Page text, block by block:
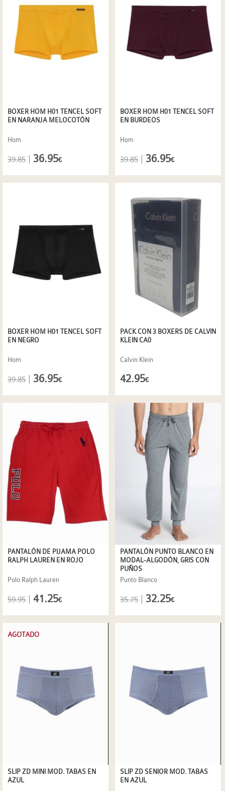
BOXER HOM H01 TENCEL SOFT
EN NARANJA MELOCOTÓN
Hom
39.85 36.95€
BOXER HOM H01 TENCEL SOFT
EN BURDEOS
Hom
39.85 36.95€
BOXER HOM H01 TENCEL SOFT
EN NEGRO
Hom
39.85 | 36.95€
PACK CON 3 BOXERS DE CALVIN
KLEIN CA0
Calvin Klein
42.95€
PANTALÓN DE PIJAMA POLO
RALPH LAUREN EN ROJO
Polo Ralph Lauren
59.95 | 41.25€
PANTALÓN PUNTO BLANCO EN
MODAL-ALGODÓN, GRIS CON
PUÑOS
Punto Blanco
35.75 | 32.25€
SLIP ZD MINI MOD. TABAS EN
AZUL
AGOTADO
SLIP ZD SENIOR MOD. TABAS
EN AZUL